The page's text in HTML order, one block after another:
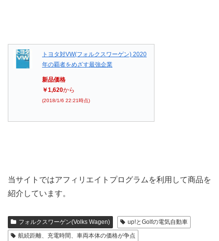
トヨタ対VW(フォルクスワーゲン) 2020
年の覇者をめざす最強企業
新品価格
￥1,620から
(2018/1/6 22:21時点)
当サイトではアフィリエイトプログラムを利用して商品を
紹介しています。
フォルクスワーゲン(Volks Wagen)
up!とGolfの電気自動車
航続距離、充電時間、車両本体の価格が争点